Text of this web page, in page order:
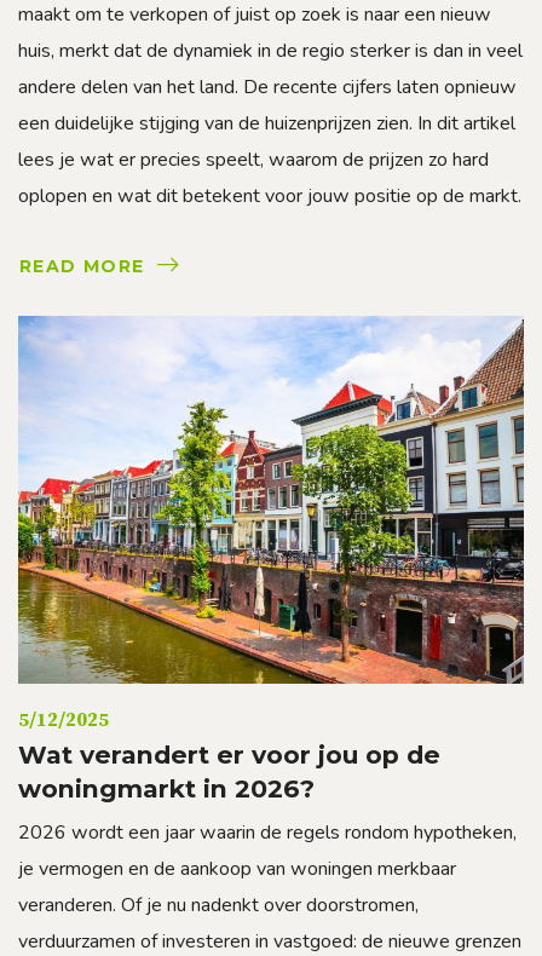
maakt om te verkopen of juist op zoek is naar een nieuw
huis, merkt dat de dynamiek in de regio sterker is dan in veel
andere delen van het land. De recente cijfers laten opnieuw
een duidelijke stijging van de huizenprijzen zien. In dit artikel
lees je wat er precies speelt, waarom de prijzen zo hard
oplopen en wat dit betekent voor jouw positie op de markt.
READ MORE
5/12/2025
Wat verandert er voor jou op de
woningmarkt in 2026?
2026 wordt een jaar waarin de regels rondom hypotheken,
je vermogen en de aankoop van woningen merkbaar
veranderen. Of je nu nadenkt over doorstromen,
verduurzamen of investeren in vastgoed: de nieuwe grenzen